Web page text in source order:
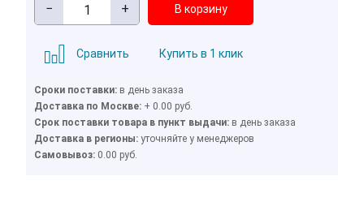
− +
Сравнить Купить в 1 клик
Сроки поставки: в день заказа
Доставка по Москве: + 0.00 руб.
Cрок поставки товара в пункт выдачи: в день заказа
Доставка в регионы: уточняйте у менеджеров
Cамовывоз: 0.00 руб.